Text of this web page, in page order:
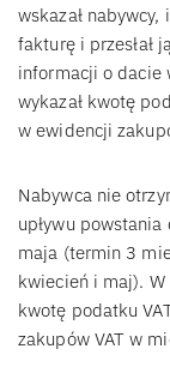
wskazał
fakturę i przesłał
informacji o dacie
wykazał kwotę
w ewidencji
Nabywca nie
upływu
maja (termin 3
kwiecień i maj).
kwotę podatku
zakupów VAT w